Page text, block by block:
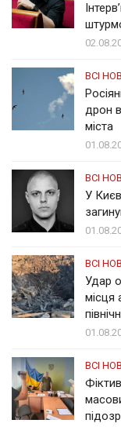
ВСІ
дрон
міста
ВСІ
У
ВСІ
Удар
місця
ВСІ